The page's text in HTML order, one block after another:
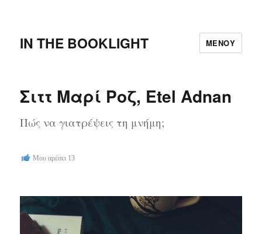
IN THE BOOKLIGHT ΜΕΝΟΎ
Σιττ Μαρί Ροζ, Etel Adnan
Πώς να γιατρέψεις τη μνήμη;
Μου αρέσει 13